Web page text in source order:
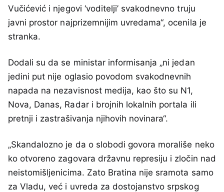
Vučićević i njegovi ‘voditelji’ svakodnevno truju
javni prostor najprizemnijim uvredama“, ocenila je
stranka.
Dodali su da se ministar informisanja „ni jedan
jedini put nije oglasio povodom svakodnevnih
napada na nezavisnost medija, kao što su N1,
Nova, Danas, Radar i brojnih lokalnih portala ili
pretnji i zastrašivanja njihovih novinara“.
„Skandalozno je da o slobodi govora morališe neko
ko otvoreno zagovara državnu represiju i zločin nad
neistomišljenicima. Zato Bratina nije sramota samo
za Vladu, već i uvreda za dostojanstvo srpskog